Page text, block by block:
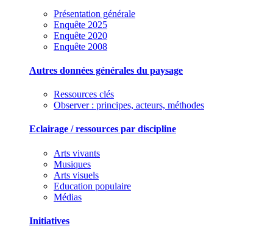
Présentation générale
Enquête 2025
Enquête 2020
Enquête 2008
Autres données générales du paysage
Ressources clés
Observer : principes, acteurs, méthodes
Eclairage / ressources par discipline
Arts vivants
Musiques
Arts visuels
Education populaire
Médias
Initiatives